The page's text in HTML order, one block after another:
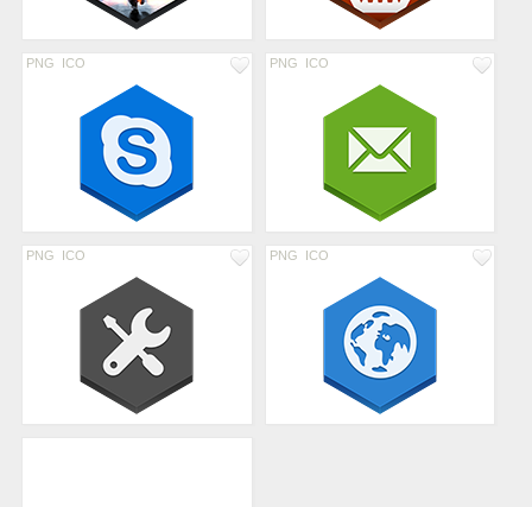
PNG ICO PNG ICO
PNG ICO PNG ICO